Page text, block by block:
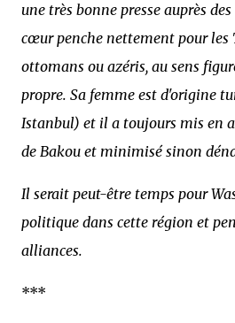
une très bonne presse auprès
cœur penche nettement pour les
ottomans ou azéris, au sens
propre. Sa femme est d'origine
Istanbul) et il a toujours mis en
de Bakou et minimisé sinon
Il serait peut-être temps pour
politique dans cette région et
alliances.
***